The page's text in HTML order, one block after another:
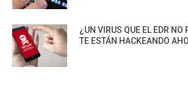
¿UN VIRUS QUE EL EDR NO
TE ESTÁN HACKEANDO